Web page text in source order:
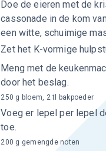
Doe de eieren met de
cassonade in de kom
een witte, schuimige
Zet het K-vormige
Meng met de
door het beslag.
Voeg er lepel per lepel
toe.
250 g bloem, 2 tl bakpoeder
200 g gemengde noten